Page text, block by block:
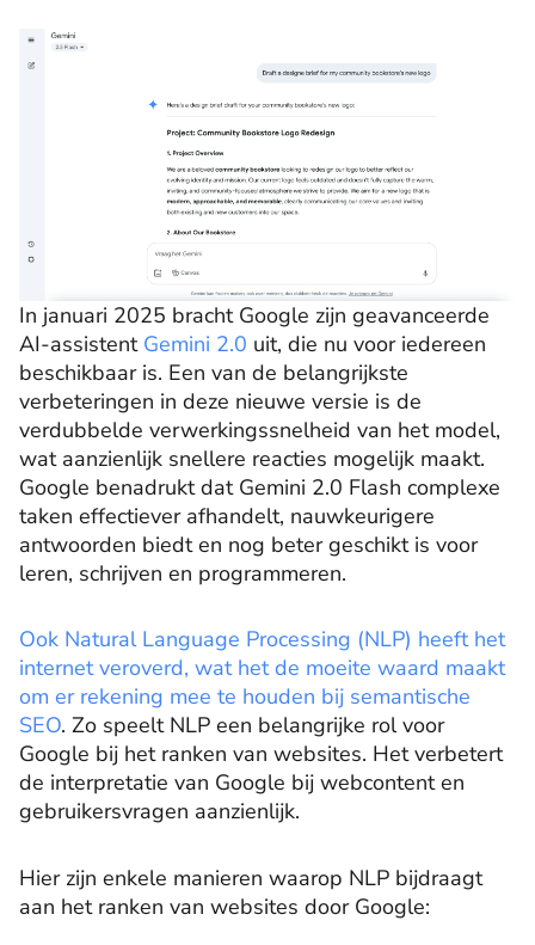
In januari 2025 bracht Google zijn geavanceerde
AI-assistent Gemini 2.0 uit, die nu voor iedereen
beschikbaar is. Een van de belangrijkste
verbeteringen in deze nieuwe versie is de
verdubbelde verwerkingssnelheid van het model,
wat aanzienlijk snellere reacties mogelijk maakt.
Google benadrukt dat Gemini 2.0 Flash complexe
taken effectiever afhandelt, nauwkeurigere
antwoorden biedt en nog beter geschikt is voor
leren, schrijven en programmeren.
Ook Natural Language Processing (NLP) heeft het
internet veroverd, wat het de moeite waard maakt
om er rekening mee te houden bij semantische
SEO. Zo speelt NLP een belangrijke rol voor
Google bij het ranken van websites. Het verbetert
de interpretatie van Google bij webcontent en
gebruikersvragen aanzienlijk.
Hier zijn enkele manieren waarop NLP bijdraagt ​​
aan het ranken van websites door Google: